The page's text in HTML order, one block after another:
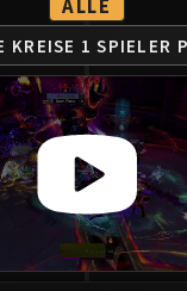
Volcoross
Council of Dreams
Larodar
Nymue
Smolderon
Tindral Sageswift
Fyrakk
ABERRUS
Kazzara
ALLE
KREISE 1 SPIELER